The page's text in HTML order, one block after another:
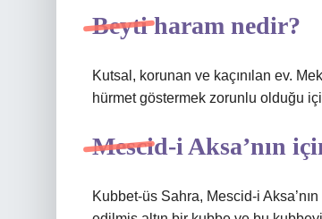
Beyti haram nedir?
Kutsal, korunan ve kaçınılan ev.
hürmet göstermek zorunlu olduğu
Mescid-i Aksa’nın
Kubbet-üs Sahra, Mescid-i